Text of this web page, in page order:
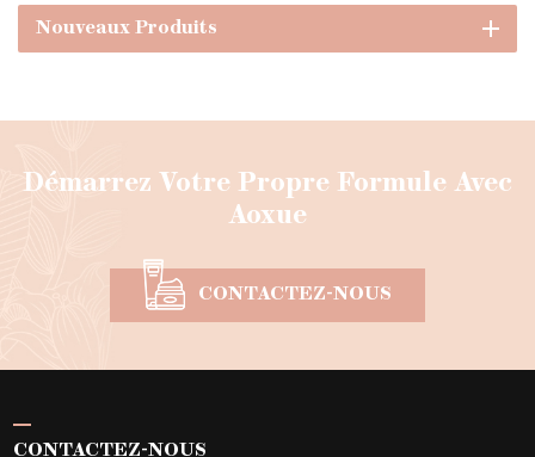
Nouveaux Produits
Démarrez Votre Propre Formule Avec
Aoxue
CONTACTEZ-NOUS
CONTACTEZ-NOUS